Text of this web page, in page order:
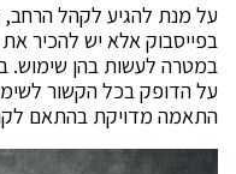
על מנת להגיע לקהל
בפייסבוק אלא יש להכיר
במטרה לעשות בהן שימוש.
על הדופק בכל הקשור
התאמה מדויקת בהתאם